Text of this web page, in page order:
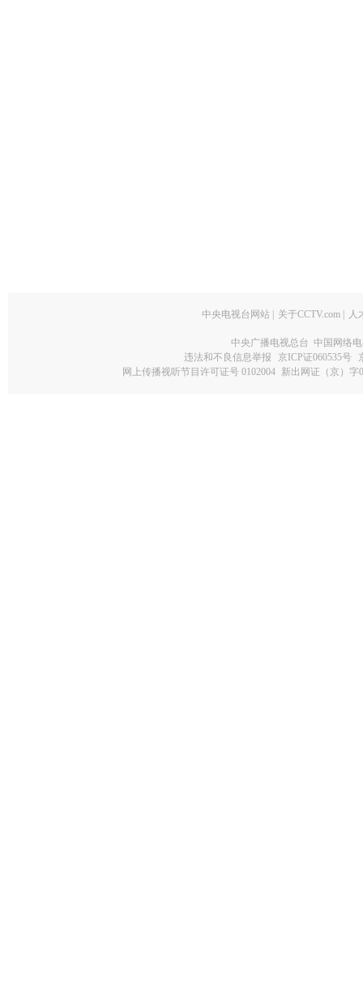
中央电视台网站 关于CCTV.com 人
中央广播电视总台 中国网络
违法和不良信息举报
京ICP证060535号
网上传播视听节目许可证号 0102004 新出网证（京）